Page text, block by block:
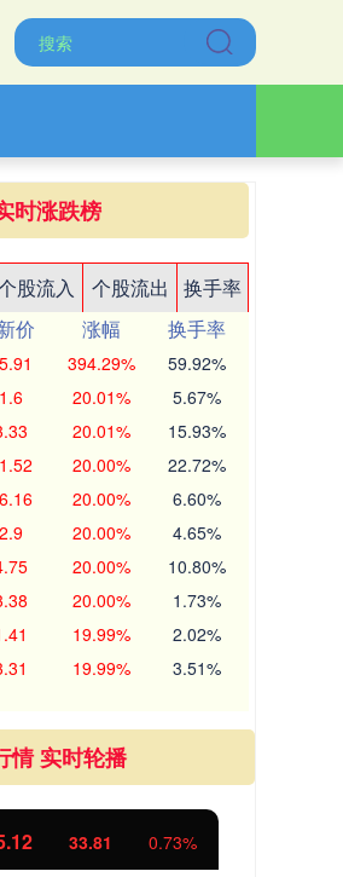
时涨跌榜
股流入 个股流出
换手率
价 涨幅
换手率
394.29% 59.92%
20.01% 5.67%
20.01% 15.93%
20.00% 22.72%
20.00% 6.60%
20.00% 4.65%
20.00% 10.80%
20.00% 1.73%
19.99% 2.02%
19.99% 3.51%
情 实时轮播
33.81 0.73%